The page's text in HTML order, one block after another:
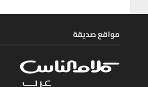
مواقع صديقة